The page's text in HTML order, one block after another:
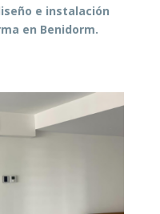
e instalación
en Benidorm.